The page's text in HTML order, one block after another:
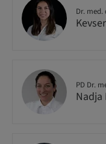
Dr. med.
PD Dr.
Nadja